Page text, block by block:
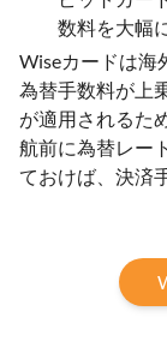
数料を大幅
Wiseカードは海
為替手数料が上
が適用されるた
航前に為替レー
ておけば、決済